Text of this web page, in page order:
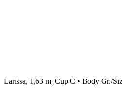
Larissa, 1,63 m, Cup C • Body Gr./